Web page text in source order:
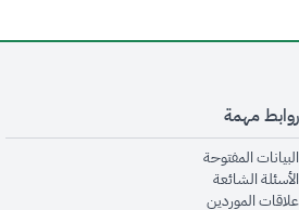
روابط مهمة
البيانات المفتوحةopens in new window
الأسئلة الشائعةopens in new window
علاقات الموردينopens in new window